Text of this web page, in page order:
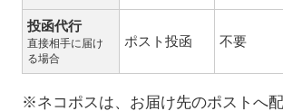
投函代行
直接相手に届け
る場合
ポスト投函 不要
※ネコポスは、お届け先のポストへ配